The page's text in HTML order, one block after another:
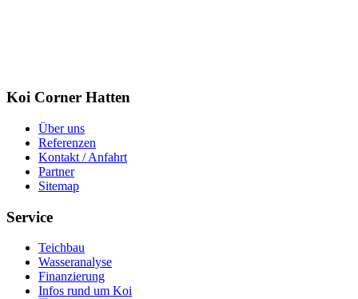
Koi Corner Hatten
Über uns
Referenzen
Kontakt / Anfahrt
Partner
Sitemap
Service
Teichbau
Wasseranalyse
Finanzierung
Infos rund um Koi